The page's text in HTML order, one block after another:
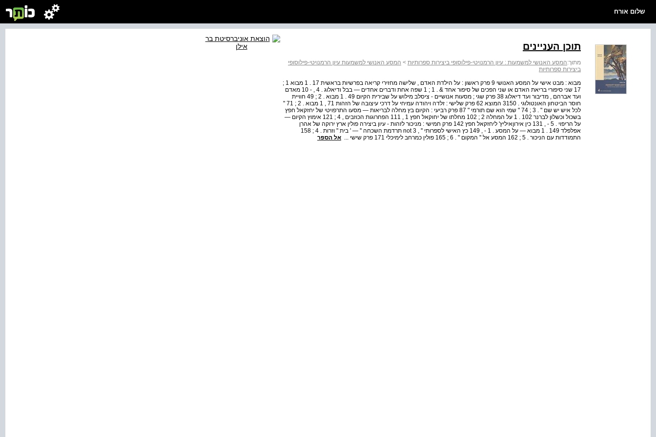
שלום אורח
תוכן העניינים
מתוך:המסע האנושי למשמעות : עיון הרמנויטי-פילוסופי ביצירות ספרותיות > המסע האנושי למשמעות עיון הרמנויטי-פילוסופי
ביצירות ספרותיות
מבוא : מבט אישי על המסע האנושי 9 פרק ראשון : על הילדת האדם , שלישה מחזירי קריאה בפרשיות בראשית 17 . 1 מבוא 1 ;
17 שני סיפורי בריאת האדם או שני הפכים של סיפור אחד & . 1 ; 1 שפה אחת ודברים אחדים — בבל ודיאלוג . 4 , - 10 מאדם
ועד אברהם , מדיבור ועד דיאלוג 38 פרק שגי ; מסעות אנושיים - ציסלב מילוש על שבירית הקיום 49 . 1 מבוא . 2 ; 49 חוויית
חוסר הביטחון האונטולוגי . 3150 המוצא 62 פרק שלישי : זלדה ויהודה עמיחי על דרכי עיצובה של הזהות 71 , 1 מבוא . 2 ; 71 "
לכל איש יש שם " . 3 ; 74 " שמי הוא שם תורמי " 87 פרק רביעי : הקיום בץ מחלה לבריאות — מסעו התרפויטי של יחזקאל חפץ
בשכול וכשלון לברנר 102 . 1 על המחלה 2 ; 102 מחלתו של יחוקאל חפץ 1 , 111 הפחרוגות הכוזבים , 4 ; 121 אימוץ הקיום —
על הריפוי . 5 - , 131 כין אירוןאיליץ' ליחזקאל חפץ 142 פרק חמישי : מניכור לזהות - עיון ביצירה פולין ארץ ירוקה של אהרן
אפלפלד 149 . 1 מבוא — על המסע . 1 - , 149 כץ האישי לספרותי '' , 3 not תרדמת השכחה '' — ' בית " וזרות . 4 ; 158
התמודדות עם הניכור . 5 ; 162 המסע אל '' המקום " . 6 ; 165 פולין כמרחב לימיכלי 171 פרק שישי ...
אל הספר